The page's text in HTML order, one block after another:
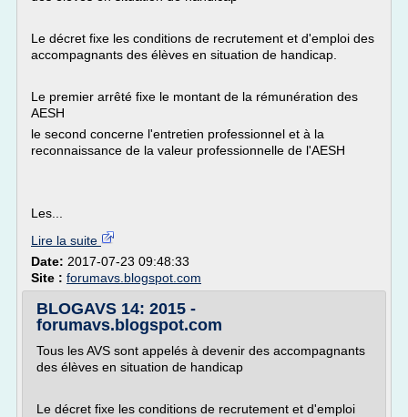
Le décret fixe les conditions de recrutement et d'emploi des
accompagnants des élèves en situation de handicap.
Le premier arrêté fixe le montant de la rémunération des
AESH
le second concerne l'entretien professionnel et à la
reconnaissance de la valeur professionnelle de l'AESH
Les...
Lire la suite
Date: 2017-07-23 09:48:33
Site : forumavs.blogspot.com
BLOGAVS 14: 2015 -
forumavs.blogspot.com
Tous les AVS sont appelés à devenir des accompagnants
des élèves en situation de handicap
Le décret fixe les conditions de recrutement et d'emploi